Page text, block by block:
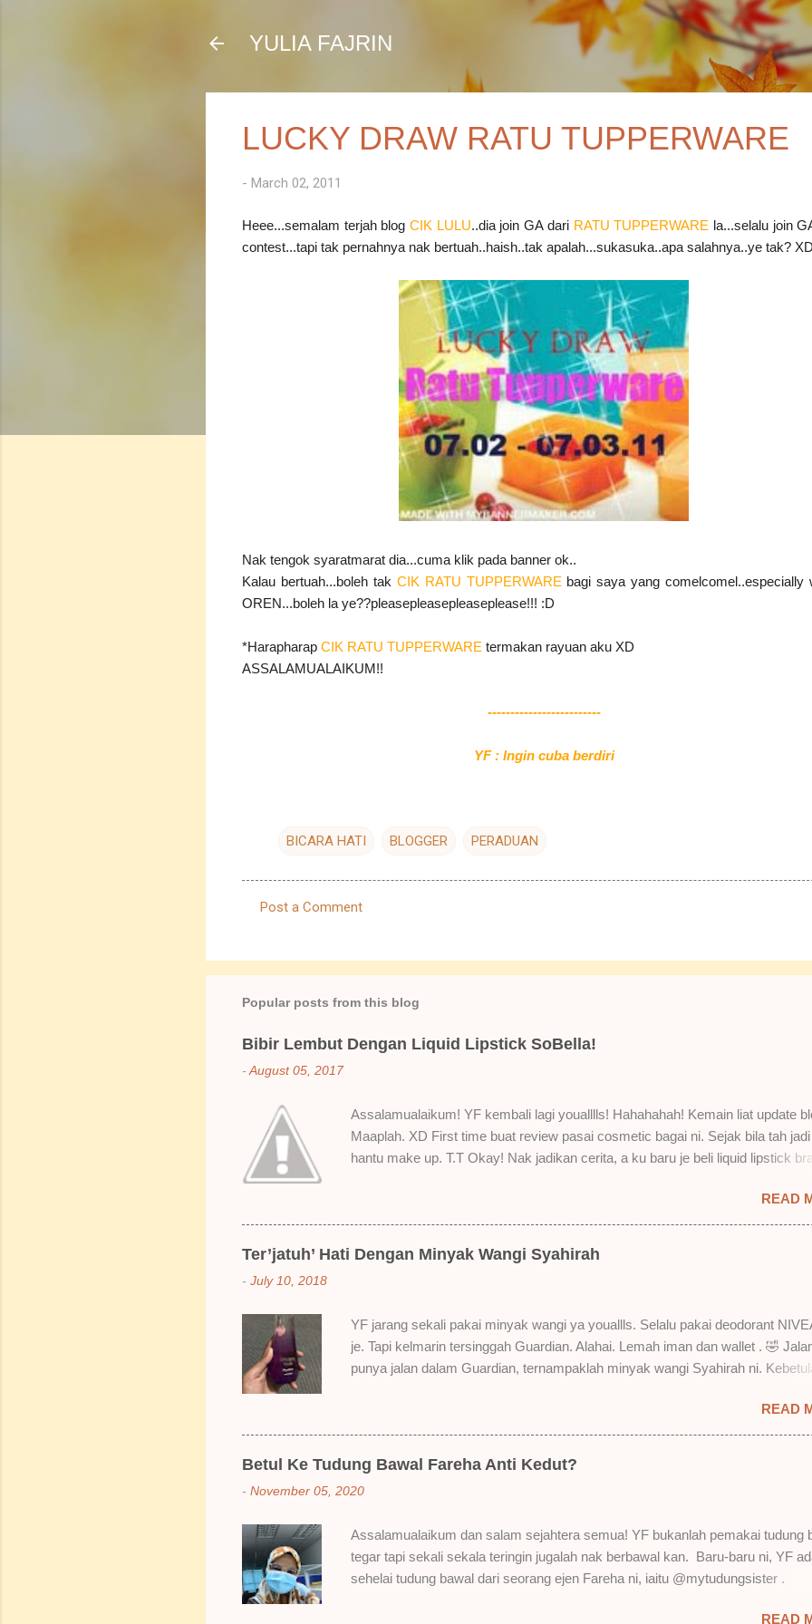
Skip to main content
YULIA FAJRIN
LUCKY DRAW RATU TUPPERWARE
- March 02, 2011
Heee...semalam terjah blogCIK LULU..dia join GA dari RATU TUPPERWARE la...selalu join
contest...tapi tak pernahnya nak bertuah..haish..tak apalah...sukasuka..apa salahnya..ye tak? XD
Nak tengok syaratmarat dia...cuma klik pada banner ok..
Kalau bertuah...boleh tak CIK RATU TUPPERWARE bagi saya yang comelcomel..especially
OREN...boleh la ye??pleasepleasepleaseplease!!! :D
*Harapharap CIK RATU TUPPERWARE termakan rayuan aku XD
ASSALAMUALAIKUM!!
-------------------------
YF : Ingin cuba berdiri
BICARA HATI BLOGGER PERADUAN
m
m
n
t
Post a Comment
Popular posts from this blog
Bibir Lembut Dengan Liquid Lipstick SoBella!
-August 05, 2017
Assalamualaikum! YF kembali lagi youalllls! Hahahahah! Kemain liat update
Maaplah. XD First time buat review pasai cosmetic bagai ni. Sejak bila tah jadi
hantu make up. T.T Okay! Nak jadikan cerita, a ku baru je beli liquid lipstick
Rose Makmur Setelah dicuba dengan pelbagai cara, aku jumpa beberapa
kenapa aku suka liquid lipstick ni dan kenapa aku tak berapa suka juga. Tapi
suka gila! Yang part tak suka tu boleh adjust. Don't worry! Aku start dengan
elok dulu lah ek! Pros 1) OMG! Ringan gila tekstur dia bila dah kering. Serious!
Sikit sangat. Tapi tak tahu lah kalau dah minum bergelas-gelas dan makan
berpinggan-pinggan. 4) Senang nak cuci. Tak perl...
READ
Ter’jatuh’ Hati Dengan Minyak Wangi Syahirah
- July 10, 2018
YF jarang sekali pakai minyak wangi ya youallls. Selalu pakai deodorant
je. Tapi kelmarin tersinggah Guardian. Alahai. Lemah iman dan wallet . 🤣
punya jalan dalam Guardian, ternampaklah minyak wangi Syahirah ni.
Dah lama tak pakai perfume , ambil lah satu yang warna keunguan ni dengan
redhanya sebab tak tahu lah wangian dia tu tahan lama ke tak. Warna ungu ni
namanya Magnifique ya anak-anak semua. Bau sweet-sweet gitu. Lembut je.
Bertambah plak dengan hasutan adik perempuan. Zassss rembat satu
hakak dia yang bayorrr. 😭 Lepas tu, YF pakailah pergi kerja. So aktiviti tak
bau dia still ada lagi. Wehuuu. YF suka gila kot! Hahahaha! Bukan apa. Kita
naklah bau diri sendiri masam macam bau budak sekolah balik rumah kan.
Hahahaha. Tapi bau dia memang maintain . Walaupun tak sepekat awa...
READ
Betul Ke Tudung Bawal Fareha Anti Kedut?
- November 05, 2020
Assalamualaikum dan salam sejahtera semua! YF bukanlah pemakai tudung
tegar tapi sekali sekala teringin jugalah nak berbawal kan. Baru-baru ni, YF
sehelai tudung bawal dari seorang ejen Fareha ni, iaitu @mytudungsister .
READ